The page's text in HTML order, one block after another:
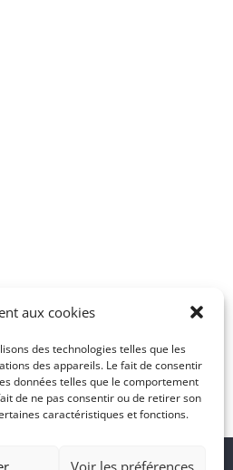
aux cookies
des technologies telles que les
des appareils. Le fait de consentir
données telles que le comportement
de ne pas consentir ou de retirer son
caractéristiques et fonctions.
Voir les préférences